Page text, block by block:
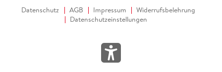
Datenschutz AGB Impressum
Widerrufsbelehrung
Datenschutzeinstellungen